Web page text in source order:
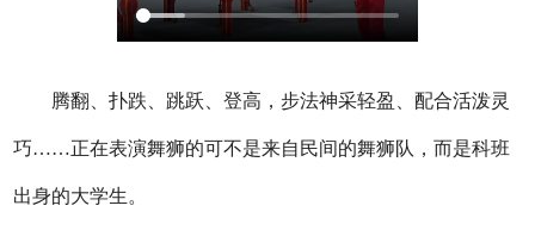
腾翻、扑跌、跳跃、登高，步法神采轻盈、配合活泼灵
巧……正在表演舞狮的可不是来自民间的舞狮队，而是科班
出身的大学生。